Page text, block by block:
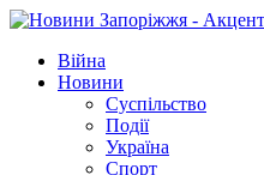
Війна
Новини
Суспільство
Події
Україна
Спорт